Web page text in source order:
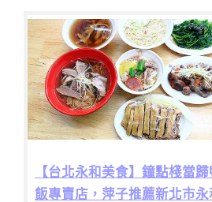
【台北永和美食】鐘點棧當歸
飯專賣店，萍子推薦新北市